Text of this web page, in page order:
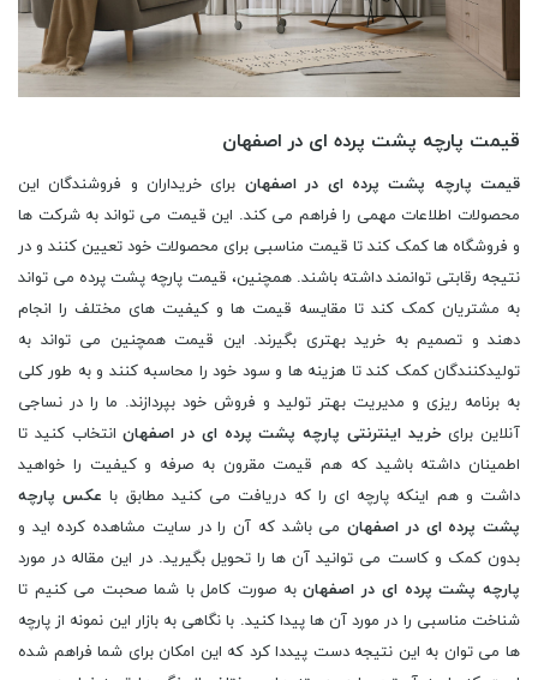
قیمت پارچه پشت پرده ای در اصفهان
قیمت پارچه پشت پرده ای در اصفهان برای خریداران و فروشندگان این
محصولات اطلاعات مهمی را فراهم می کند. این قیمت می تواند به شرکت ها
و فروشگاه ها کمک کند تا قیمت مناسبی برای محصولات خود تعیین کنند و در
نتیجه رقابتی توانمند داشته باشند. همچنین، قیمت پارچه پشت پرده می تواند
به مشتریان کمک کند تا مقایسه قیمت ها و کیفیت های مختلف را انجام
دهند و تصمیم به خرید بهتری بگیرند. این قیمت همچنین می تواند به
تولیدکنندگان کمک کند تا هزینه ها و سود خود را محاسبه کنند و به طور کلی
به برنامه ریزی و مدیریت بهتر تولید و فروش خود بپردازند. ما را در نساجی
آنلاین برای خرید اینترنتی پارچه پشت پرده ای در اصفهانانتخاب کنید تا
اطمینان داشته باشید که هم قیمت مقرون به صرفه و کیفیت را خواهید
داشت و هم اینکه پارچه ای را که دریافت می کنید مطابق با عکس پارچه
پشت پرده ای در اصفهانمی باشد که آن را در سایت مشاهده کرده اید و
بدون کمک و کاست می توانید آن ها را تحویل بگیرید. در این مقاله در مورد
پارچه پشت پرده ای در اصفهانبه صورت کامل با شما صحبت می کنیم تا
شناخت مناسبی را در مورد آن ها پیدا کنید. با نگاهی به بازار این نمونه از پارچه
ها می توان به این نتیجه دست پیددا کرد که این امکان برای شما فراهم شده